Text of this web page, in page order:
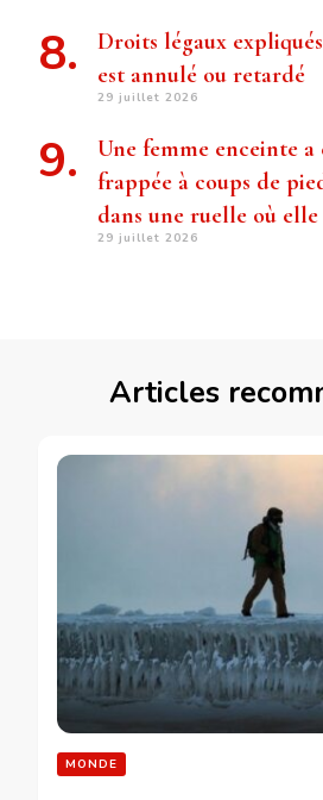
Droits légaux
est annulé ou retardé
29 juillet 2026
Une femme enceinte
frappée à coups de
dans une ruelle où elle
29 juillet 2026
Articles
MONDE